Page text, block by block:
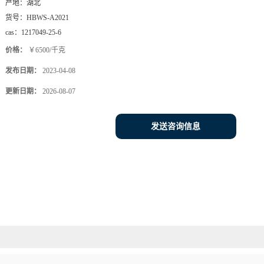
产地： 湖北
货号： HBWS-A2021
cas： 1217049-25-6
价格： ￥6500/千克
发布日期： 2023-04-08
更新日期： 2026-08-07
发送咨询信息